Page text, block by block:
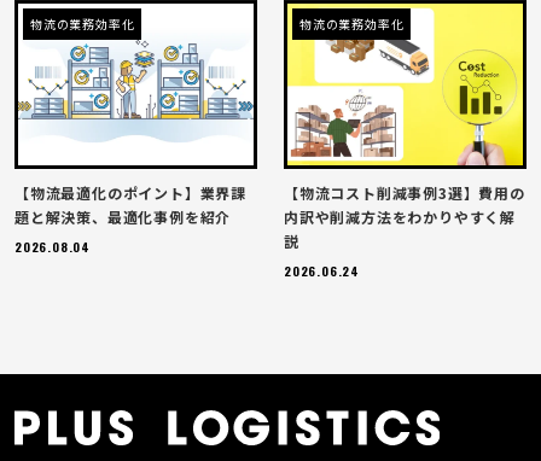
物流の業務効率化
【物流最適化のポイント】業界課
題と解決策、最適化事例を紹介
2026.08.04
物流の業務効率化
【物流コスト削減事例3選】費用の
内訳や削減方法をわかりやすく解
説
2026.06.24